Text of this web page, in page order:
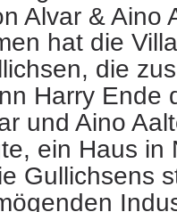
Alvar & Aino
hat die
die
Harry Ende
und Aino
, ein Haus in
Gullichsens